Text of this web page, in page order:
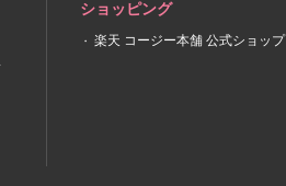
ショッピング
楽天 コージー本舗 公式ショップ